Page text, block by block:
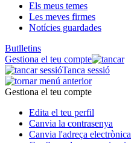
Els meus temes
Les meves firmes
Notícies guardades
Butlletins
Gestiona el teu compte
Tanca sessió
Gestiona el teu compte
Edita el teu perfil
Canvia la contrasenya
Canvia l'adreça electrònica